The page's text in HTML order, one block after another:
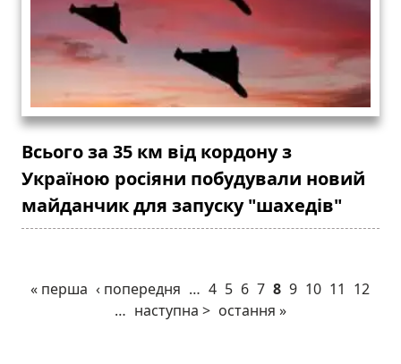
Всього за 35 км від кордону з
Україною росіяни побудували новий
майданчик для запуску "шахедів"
« перша ‹ попередня … 4 5 6 7 8 9 10 11 12
… наступна > остання »